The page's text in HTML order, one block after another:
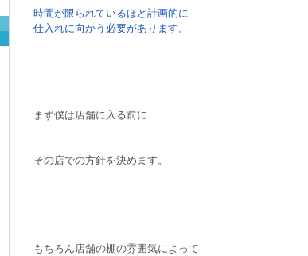
時間が限られているほど計画的に
仕入れに向かう必要があります。
まず僕は店舗に入る前に
その店での方針を決めます。
もちろん店舗の棚の雰囲気によって